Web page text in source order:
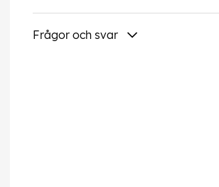
Frågor och svar